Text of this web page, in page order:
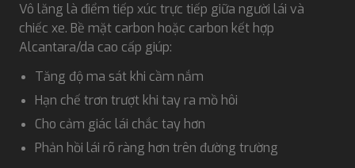
Vô lăng là điểm tiếp xúc trực tiếp giữa người lái và
chiếc xe. Bề mặt carbon hoặc carbon kết hợp
Alcantara/da cao cấp giúp:
Tăng độ ma sát khi cầm nắm
Hạn chế trơn trượt khi tay ra mồ hôi
Cho cảm giác lái chắc tay hơn
Phản hồi lái rõ ràng hơn trên đường trường